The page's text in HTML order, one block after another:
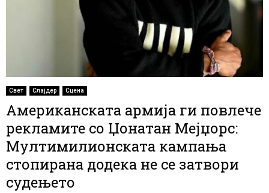
Свет Слајдер Сцена
Американската армија ги повлече
рекламите со Џонатан Мејџорс:
Мултимилионската кампања
стопирана додека не се затвори
судењето